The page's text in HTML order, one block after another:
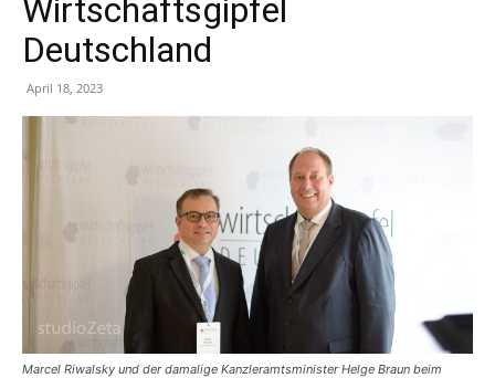
Wirtschaftsgipfel
Deutschland
April 18, 2023
Marcel Riwalsky und der damalige Kanzleramtsminister Helge Braun beim